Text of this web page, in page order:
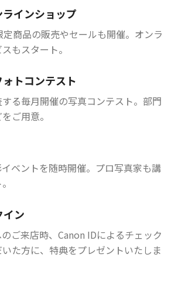
インショップ
商品の販売やセールも開催。オンラ
もスタート。
トコンテスト
る毎月開催の写真コンテスト。部門
ご用意。
ベントを随時開催。プロ写真家も講
イン
ご来店時、Canon IDによるチェック
た方に、特典をプレゼントいたしま